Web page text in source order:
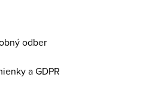
odber
a GDPR